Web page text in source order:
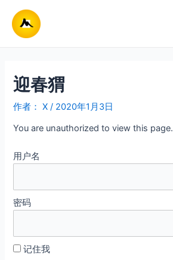
迎春猬
作者： X/ 2020年1月3日
You are unauthorized to view this page.
用户名
密码
记住我